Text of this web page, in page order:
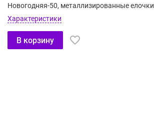
Новогодняя-50, металлизированные елочки
Характеристики
В корзину